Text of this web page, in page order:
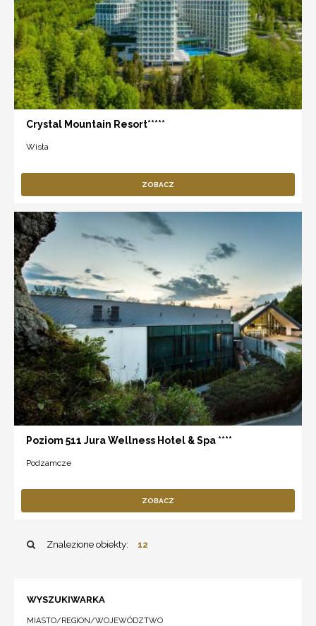
Crystal Mountain Resort*****
Wisła
ZOBACZ
Poziom 511 Jura Wellness Hotel & Spa ****
Podzamcze
ZOBACZ
Znalezione obiekty: 12
WYSZUKIWARKA
MIASTO/REGION/WOJEWÓDZTWO